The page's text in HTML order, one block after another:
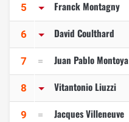
5 Franck Montagny
6 David Coulthard
7 Juan Pablo Montoya
8 Vitantonio Liuzzi
9 Jacques Villeneuve